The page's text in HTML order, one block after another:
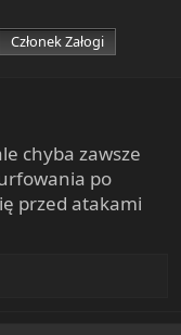
Członek Załogi
chyba zawsze
po
przed atakami